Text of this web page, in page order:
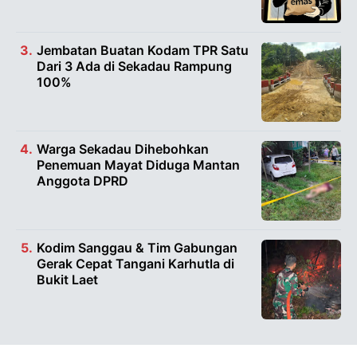
Jembatan Buatan Kodam TPR Satu
Dari 3 Ada di Sekadau Rampung
100%
Warga Sekadau Dihebohkan
Penemuan Mayat Diduga Mantan
Anggota DPRD
Kodim Sanggau & Tim Gabungan
Gerak Cepat Tangani Karhutla di
Bukit Laet